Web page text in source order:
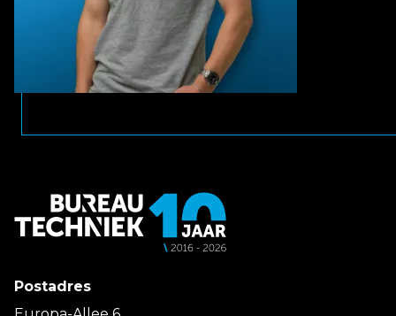
Postadres